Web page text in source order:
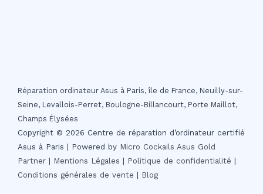
Réparation ordinateur Asus à Paris, île de France, Neuilly-sur-
Seine, Levallois-Perret, Boulogne-Billancourt, Porte Maillot,
Champs Élysées
Copyright © 2026 Centre de réparation d’ordinateur certifié
Asus à Paris | Powered by Micro Cockails Asus Gold
Partner
Mentions Légales Politique de confidentialité
Conditions générales de vente
Blog